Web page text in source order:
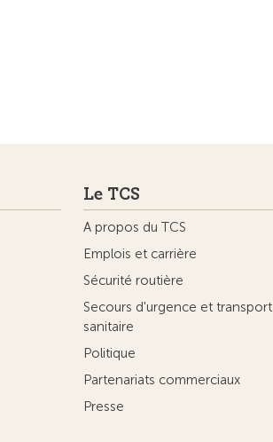
Le TCS
A propos du TCS
Emplois et carrière
Sécurité routière
Secours d'urgence et transport
sanitaire
Politique
Partenariats commerciaux
Presse